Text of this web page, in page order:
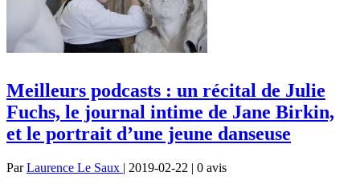
Meilleurs podcasts : un récital de Julie
Fuchs, le journal intime de Jane Birkin,
et le portrait d’une jeune danseuse
ParLaurence Le Saux | 2019-02-22 | 0 avis